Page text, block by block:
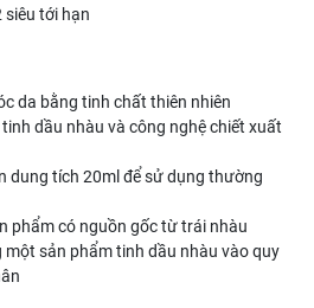
siêu tới hạn
da bằng tinh chất thiên nhiên
dầu nhàu và công nghệ chiết xuất
dung tích 20ml để sử dụng thường
phẩm có nguồn gốc từ trái nhàu
một sản phẩm tinh dầu nhàu vào quy